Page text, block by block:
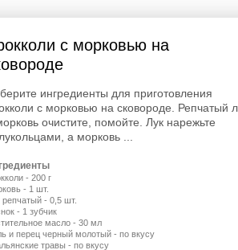
с морковью на
ингредиенты для приготовления
с морковью на сковороде. Репчатый
очистите, помойте. Лук нарежьте
а морковь ...
- 200 г
- 1 шт.
репчатый - 0,5 шт.
- 1 зубчик
масло - 30 мл
и перец черный молотый - по вкусу
травы - по вкусу